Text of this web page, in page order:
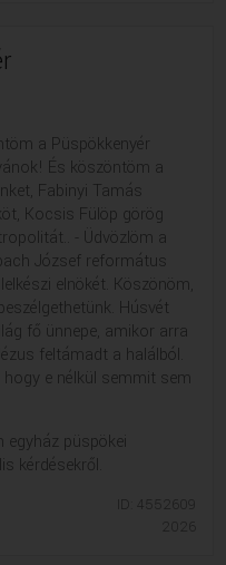
a Püspökkenyér
És köszöntöm a
Fabinyi Tamás
Kocsis Fülöp görög
- Üdvözlöm a
József református
elnökét. Köszönöm,
Húsvét
fő ünnepe, amikor arra
feltámadt a halálból.
e nélkül semmit sem
püspökei
kérdésekről.
ID: 4552609